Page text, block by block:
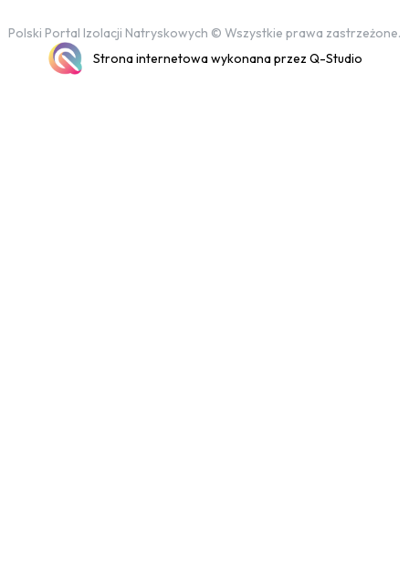
Polski Portal Izolacji Natryskowych © Wszystkie prawa zastrzeżone.
Strona internetowa wykonana przez Q-Studio